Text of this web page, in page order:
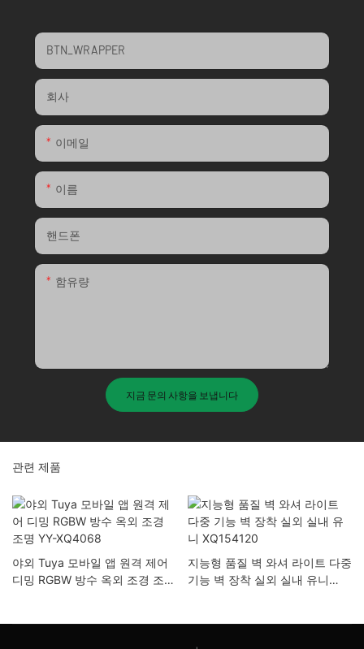
BTN_WRAPPER
회사
이메일
이름
핸드폰
함유량
지금 문의 사항을 보냅니다
관련 제품
야외 Tuya 모바일 앱 원격 제어
디밍 RGBW 방수 옥외 조경 조명
지능형 품질 벽 와셔 라이트 다중
기능 벽 장착 실외 실내 유니